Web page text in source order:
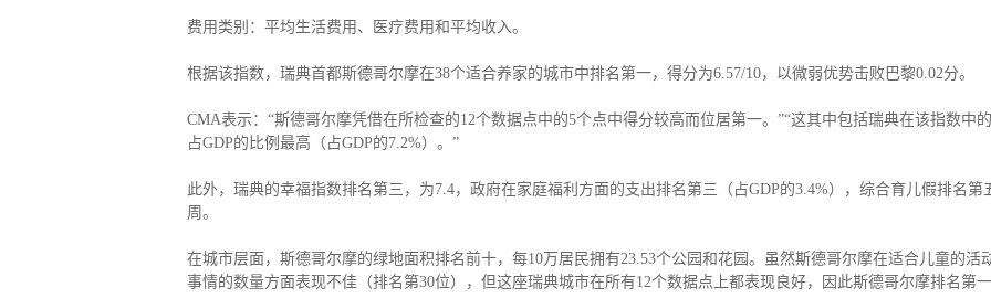
费用类别：平均生活费用、医疗费用和平均收入。
根据该指数，瑞典首都斯德哥尔摩在38个适合养家的城市中排名第一，得分为6.57/10，以微弱优势击败巴黎0.02分。
CMA表示：“斯德哥尔摩凭借在所检查的12个数据点中的5个点中得分较高而位居第一。”“这其中包括瑞典在该指数中
占GDP的比例最高（占GDP的7.2%）。”
此外，瑞典的幸福指数排名第三，为7.4，政府在家庭福利方面的支出排名第三（占GDP的3.4%），综合育儿假排名第
周。
在城市层面，斯德哥尔摩的绿地面积排名前十，每10万居民拥有23.53个公园和花园。虽然斯德哥尔摩在适合儿童的活
事情的数量方面表现不佳（排名第30位），但这座瑞典城市在所有12个数据点上都表现良好，因此斯德哥尔摩排名第一